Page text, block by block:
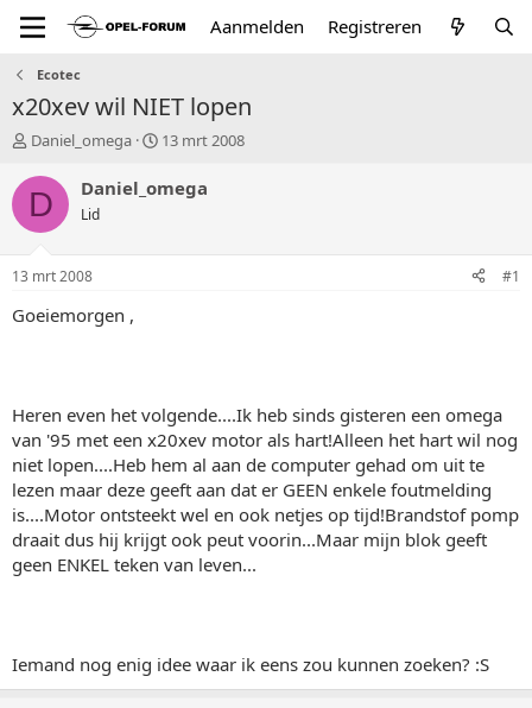
Aanmelden Registreren
Ecotec
x20xev wil NIET lopen
T
p
a
r
Daniel_omega
S
a
13 mrt 2008
D Daniel_omega
Lid
13 mrt 2008 #1
Goeiemorgen ,
Heren even het volgende....Ik heb sinds gisteren een omega
van '95 met een x20xev motor als hart!Alleen het hart wil nog
niet lopen....Heb hem al aan de computer gehad om uit te
lezen maar deze geeft aan dat er GEEN enkele foutmelding
is....Motor ontsteekt wel en ook netjes op tijd!Brandstof pomp
draait dus hij krijgt ook peut voorin...Maar mijn blok geeft
geen ENKEL teken van leven...
Iemand nog enig idee waar ik eens zou kunnen zoeken? :S